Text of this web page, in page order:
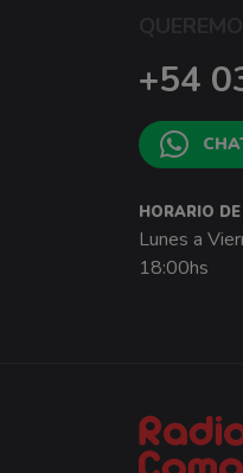
+54
HORARIO
Lunes a
18:00hs